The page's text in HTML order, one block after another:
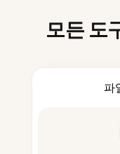
모든 도
파